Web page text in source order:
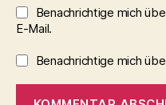
Benachrichtige mich
E-Mail.
Benachrichtige mich